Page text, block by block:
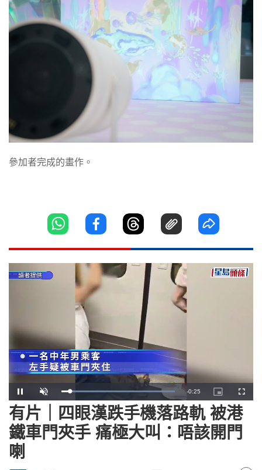
參加者完成的畫作。
Pause Unmute Loaded:
100.00%
Remaining
Time
-0:24
Picture-
in-
Picture
有片｜四眼漢跌手機落路軌 被港
鐵車門夾手 痛極大叫：唔該開門
喇